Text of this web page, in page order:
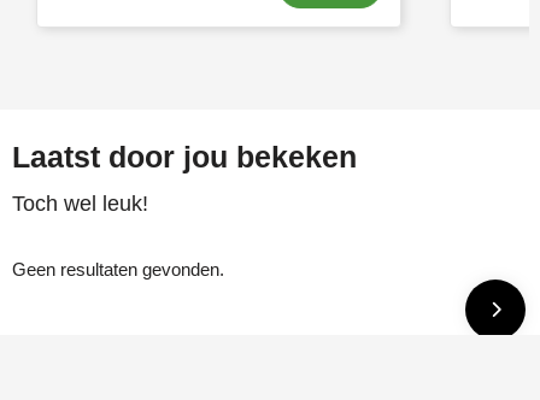
Laatst door jou bekeken
Toch wel leuk!
Geen resultaten gevonden.